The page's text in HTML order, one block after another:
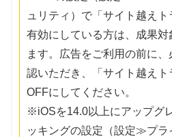
ュリティ）で「サイト越え
有効にしている方は、成果対
ます。広告をご利用の前に
認いただき、「サイト越え
OFFにしてください。
※iOSを14.0以上にアップグ
ッキングの設定（設定≫プラ